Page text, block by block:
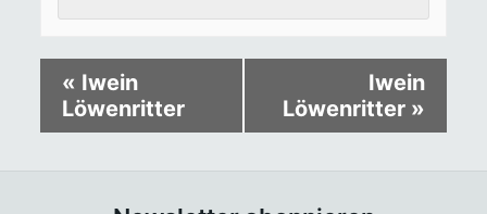
« Iwein
Löwenritter
Iwein
Löwenritter »